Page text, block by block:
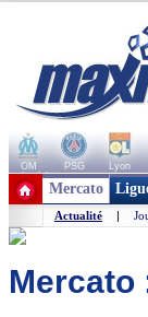
OM PSG Lyon
+ de clubs
Mercato
Actualité |
Mercato